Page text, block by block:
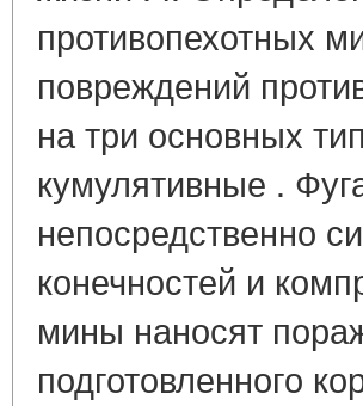
противопехотных
повреждений
на три основных
кумулятивные .
непосредственно
конечностей и
мины наносят
подготовленного